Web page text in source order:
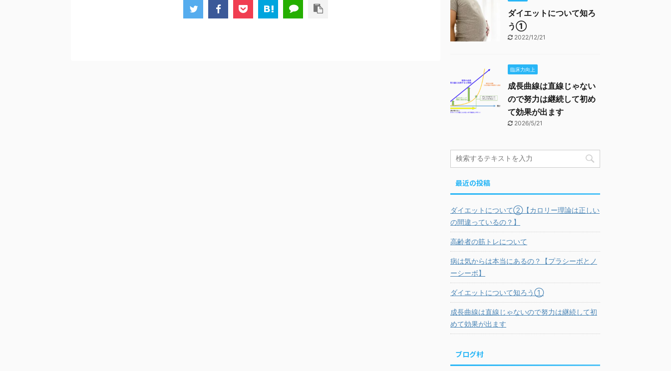
ダイエットについて知ろ
う①
2022/12/21
臨床力向上
成長曲線は直線じゃない
ので努力は継続して初め
て効果が出ます
2026/5/21
最近の投稿
ダイエットについて②【カロリー理論は正しい
の間違っているの？】
高齢者の筋トレについて
病は気からは本当にあるの？【プラシーボとノ
ーシーボ】
ダイエットについて知ろう①
成長曲線は直線じゃないので努力は継続して初
めて効果が出ます
ブログ村